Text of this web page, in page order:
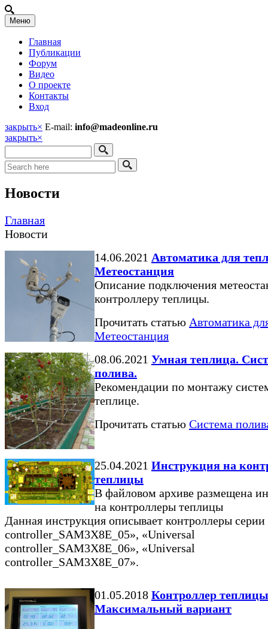
Меню
Главная
Публикации
Форум
Видео
О проекте
Контакты
Вход
закрыть× E-mail: info@madeonline.ru
закрыть×
Новости
Главная
Новости
14.06.2021 Автоматика для
Метеостанция
Описание подключения
контроллеру теплицы.
Прочитать статью Автоматика
Метеостанция
08.06.2021 Умная теплица.
полива.
Рекомендации по монтажу
теплице.
Прочитать статью Система
25.04.2021 Инструкция на
теплицы
В файловом архиве размещена
на контроллеры теплицы
Данная инструкция описывает контроллеры
controller_SAM3X8E_05», «Universal
controller_SAM3X8E_06», «Universal
controller_SAM3X8E_07».
01.05.2018 Контроллер
Максимальный вариант